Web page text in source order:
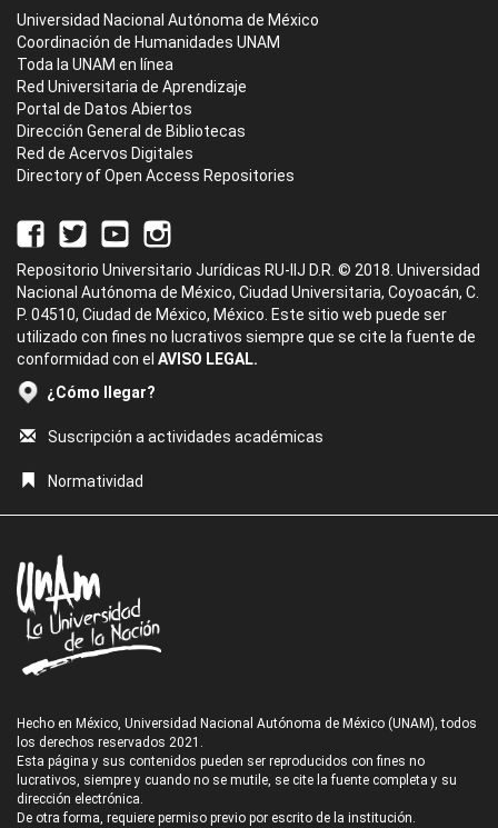
Universidad Nacional Autónoma de México
Coordinación de Humanidades UNAM
Toda la UNAM en línea
Red Universitaria de Aprendizaje
Portal de Datos Abiertos
Dirección General de Bibliotecas
Red de Acervos Digitales
Directory of Open Access Repositories
Repositorio Universitario Jurídicas RU-IIJ D.R. © 2018. Universidad
Nacional Autónoma de México, Ciudad Universitaria, Coyoacán, C.
P. 04510, Ciudad de México, México. Este sitio web puede ser
utilizado con fines no lucrativos siempre que se cite la fuente de
conformidad con el AVISO LEGAL.
¿Cómo llegar?
Suscripción a actividades académicas
Normatividad
Hecho en México, Universidad Nacional Autónoma de México (UNAM), todos
los derechos reservados 2021.
Esta página y sus contenidos pueden ser reproducidos con fines no
lucrativos, siempre y cuando no se mutile, se cite la fuente completa y su
dirección electrónica.
De otra forma, requiere permiso previo por escrito de la institución.